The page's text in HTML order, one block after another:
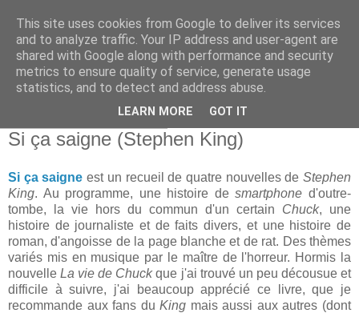
Si ça saigne (Stephen King)
Si ça saigne est un recueil de quatre nouvelles deStephen
King. Au programme, une histoire desmartphone d'outre-
tombe, la vie hors du commun d'un certain Chuck, une
histoire de journaliste et de faits divers, et une histoire de
roman, d'angoisse de la page blanche et de rat. Des thèmes
variés mis en musique par le maître de l'horreur. Hormis la
nouvelleLa vie de Chuckque j'ai trouvé un peu décousue et
difficile à suivre, j'ai beaucoup apprécié ce livre, que je
recommande aux fans duKing mais aussi aux autres (dont
This site uses cookies from Google to deliver its services
and to analyze traffic. Your IP address and user-agent are
shared with Google along with performance and security
metrics to ensure quality of service, generate usage
statistics, and to detect and address abuse.
LEARN MORE GOT IT